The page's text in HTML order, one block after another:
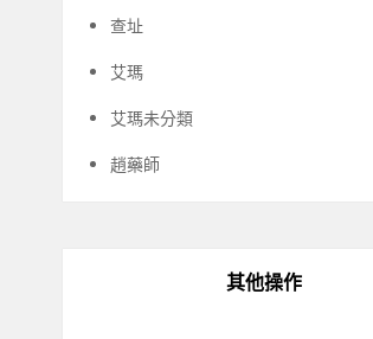
查址
艾瑪
艾瑪未分類
趙藥師
其他操作